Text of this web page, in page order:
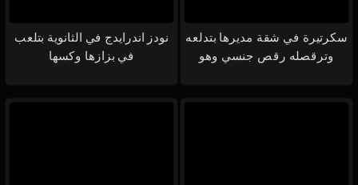
نودز اندرايدج في الثانوية بتلعب
في بزازها وكسها
سكرتيرة في شقة مديرها بتدلعه
وترقصله رقص جنسي وهو